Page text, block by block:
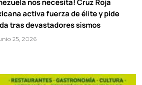
nos necesita! Cruz Roja
activa fuerza de élite y pide
tras devastadores sismos
25, 2026